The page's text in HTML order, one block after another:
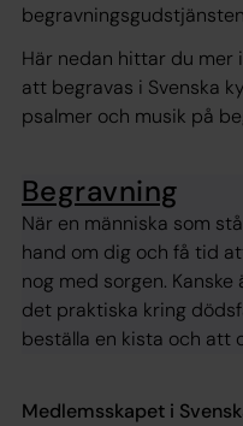
Här nedan hittar du mer
att begravas i Svenska
psalmer och musik på
Begravning
När en människa som
hand om dig och få tid
nog med sorgen.
det praktiska kring
beställa en kista och att
Medlemsskapet i